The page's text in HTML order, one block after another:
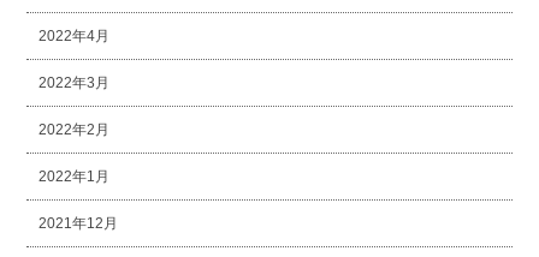
2022年4月
2022年3月
2022年2月
2022年1月
2021年12月